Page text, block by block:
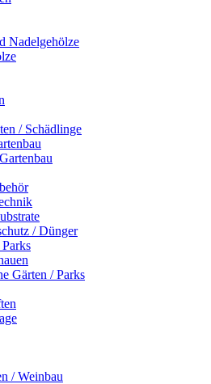
Nadelgehölze
/ Schädlinge
/ Dünger
Gärten / Parks
/ Weinbau